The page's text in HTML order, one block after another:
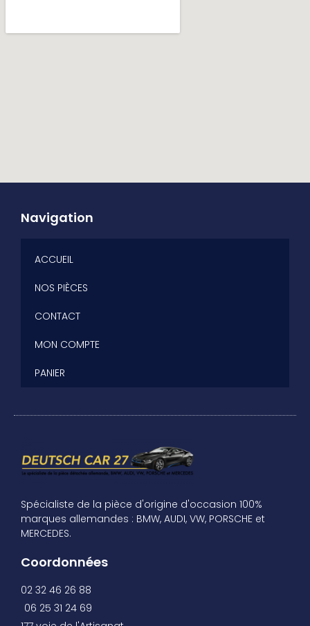
Navigation
ACCUEIL
NOS PIÈCES
CONTACT
MON COMPTE
PANIER
Spécialiste de la pièce d'origine d'occasion 100%
marques allemandes : BMW, AUDI, VW, PORSCHE et
MERCEDES.
Coordonnées
02 32 46 26 88
06 25 31 24 69